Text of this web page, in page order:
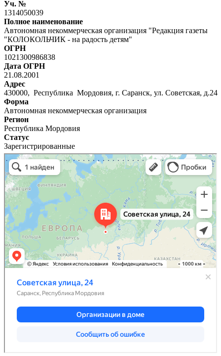
Уч. №
1314050039
Полное наименование
Автономная некоммерческая организация "Редакция газеты
"КОЛОКОЛЬЧИК - на радость детям"
ОГРН
1021300986838
Дата ОГРН
21.08.2001
Адрес
430000, Республика Мордовия, г. Саранск, ул. Советская, д.24
Форма
Автономная некоммерческая организация
Регион
Республика Мордовия
Статус
Зарегистрированные